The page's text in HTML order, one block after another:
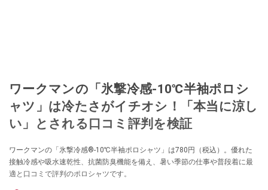
ワークマンの「氷撃冷感-10℃半袖ポロシ
ャツ」は冷たさがイチオシ！「本当に涼し
い」とされる口コミ評判を検証
ワークマンの「氷撃冷感®-10℃半袖ポロシャツ」は780円（税込）。優れた
接触冷感や吸水速乾性、抗菌防臭機能を備え、暑い季節の仕事や普段着に最
適と口コミで評判のポロシャツです。